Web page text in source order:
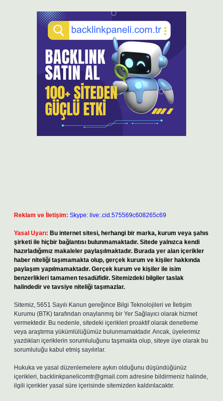
Reklam ve İletişim: Skype: live:.cid.575569c608265c69
Yasal Uyarı: Bu internet sitesi, herhangi bir marka, kurum veya şahıs
şirketi ile hiçbir bağlantısı bulunmamaktadır. Sitede yalnızca kendi
hazırladığımız makaleler paylaşılmaktadır. Burada yer alan içerikler
haber niteliği taşımamakta olup, gerçek kurum ve kişiler hakkında
paylaşım yapılmamaktadır. Gerçek kurum ve kişiler ile isim
benzerlikleri tamamen tesadüfidir. Sitemizdeki bilgiler taslak
halindedir ve tavsiye niteliği taşımazlar.
Sitemiz, 5651 Sayılı Kanun gereğince Bilgi Teknolojileri ve İletişim
Kurumu (BTK) tarafından onaylanmış bir Yer Sağlayıcı olarak hizmet
vermektedir. Bu nedenle, sitedeki içerikleri proaktif olarak denetleme
veya araştırma yükümlülüğümüz bulunmamaktadır. Ancak, üyelerimiz
yazdıkları içeriklerin sorumluluğunu taşımakta olup, siteye üye olarak bu
sorumluluğu kabul etmiş sayılırlar.
Hukuka ve yasal düzenlemelere aykırı olduğunu düşündüğünüz
içerikleri, backlinkpanelicomtr@gmail.com adresine bildirmeniz halinde,
ilgili içerikler yasal süre içerisinde sitemizden kaldırılacaktır.